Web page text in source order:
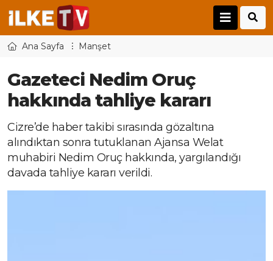
Ana Sayfa Manşet
Gazeteci Nedim Oruç
hakkında tahliye kararı
Cizre’de haber takibi sırasında gözaltına
alındıktan sonra tutuklanan Ajansa Welat
muhabiri Nedim Oruç hakkında, yargılandığı
davada tahliye kararı verildi.